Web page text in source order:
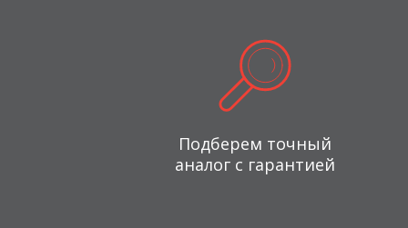
Подберем точный
аналог с гарантией